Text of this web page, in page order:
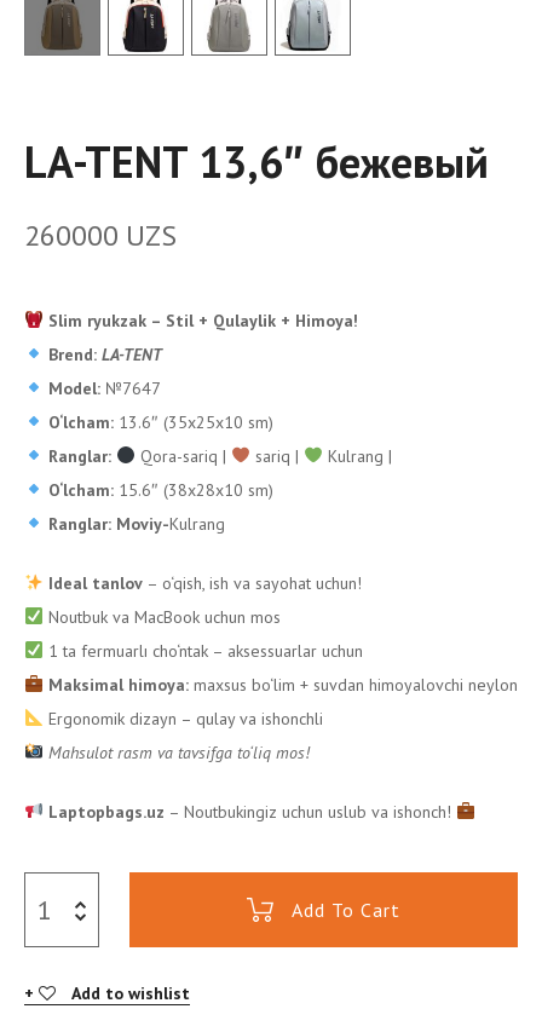
LA-TENT 13,6″ бежевый
260000 UZS
Slim ryukzak – Stil + Qulaylik + Himoya!
Brend: LA-TENT
Model:№7647
O‘lcham:13.6″ (35x25x10 sm)
Ranglar:
Qora-sariq | sariq |
Kulrang |
O‘lcham:15.6″ (38x28x10 sm)
Ranglar: Moviy-Kulrang
Ideal tanlov– o‘qish, ish va sayohat uchun!
Noutbuk va MacBook uchun mos
1 ta fermuarlı cho‘ntak – aksessuarlar uchun
Maksimal himoya:maxsus bo‘lim + suvdan himoyalovchi neylon
Ergonomik dizayn – qulay va ishonchli
Mahsulot rasm va tavsifga to‘liq mos!
Laptopbags.uz – Noutbukingiz uchun uslub va ishonch!
Add To Cart
Add to wishlist